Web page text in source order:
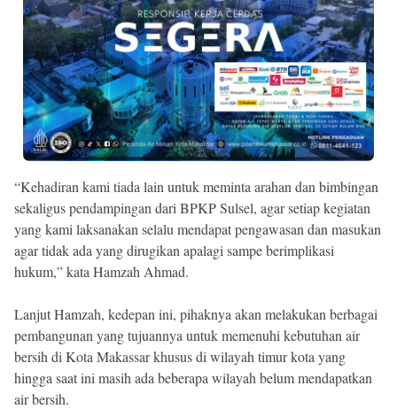
“Kehadiran kami tiada lain untuk meminta arahan dan bimbingan
sekaligus pendampingan dari BPKP Sulsel, agar setiap kegiatan
yang kami laksanakan selalu mendapat pengawasan dan masukan
agar tidak ada yang dirugikan apalagi sampe berimplikasi
hukum,” kata Hamzah Ahmad.
Lanjut Hamzah, kedepan ini, pihaknya akan melakukan berbagai
pembangunan yang tujuannya untuk memenuhi kebutuhan air
bersih di Kota Makassar khusus di wilayah timur kota yang
hingga saat ini masih ada beberapa wilayah belum mendapatkan
air bersih.